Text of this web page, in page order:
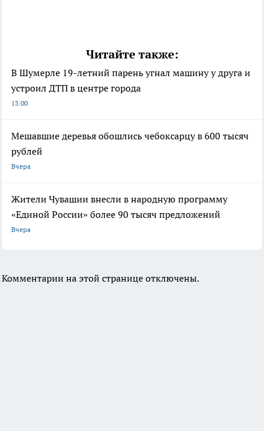
Читайте также:
В Шумерле 19-летний парень угнал машину у друга и
устроил ДТП в центре города
13:00
Мешавшие деревья обошлись чебоксарцу в 600 тысяч
рублей
Вчера
Жители Чувашии внесли в народную программу
«Единой России» более 90 тысяч предложений
Вчера
Комментарии на этой странице отключены.